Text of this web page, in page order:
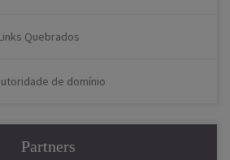
Quebrados
de domínio
Partners